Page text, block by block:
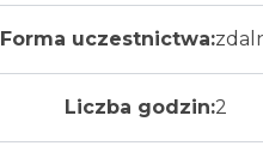
Forma uczestnictwa:
Liczba godzin:2